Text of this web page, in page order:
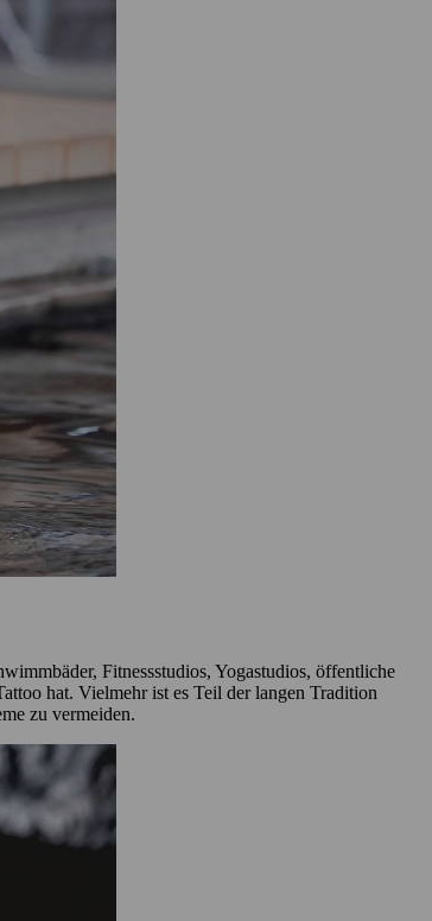
Fitnessstudios, Yogastudios, öffentliche
hat. Vielmehr ist es Teil der langen Tradition
zu vermeiden.